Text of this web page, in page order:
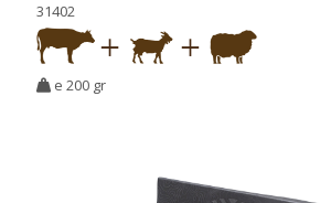
31402
e 200 gr